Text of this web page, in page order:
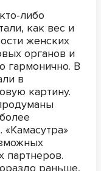
либо
как вес и
женских
органов и
гармонично. В
в
картину.
«Камасутра»
партнеров.
раньше,